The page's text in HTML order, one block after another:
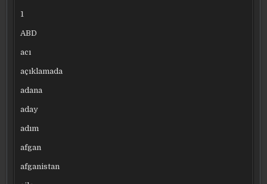
1
ABD
acı
açıklamada
adana
aday
adım
afgan
afganistan